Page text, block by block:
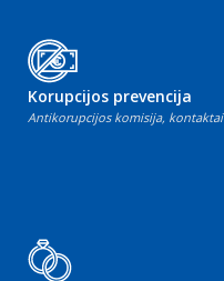
Korupcijos prevencija
Antikorupcijos komisija, kontaktai